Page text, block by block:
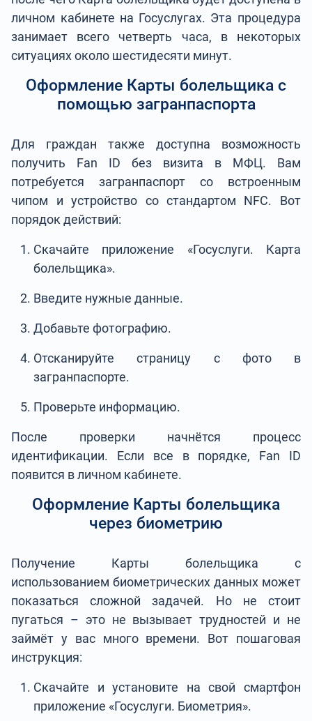
личном кабинете на Госуслугах. Эта процедура
занимает всего четверть часа, в некоторых
ситуациях около шестидесяти минут.
Оформление Карты болельщика с
помощью загранпаспорта
Для граждан также доступна возможность
получить Fan ID без визита в МФЦ. Вам
потребуется загранпаспорт со встроенным
чипом и устройство со стандартом NFC. Вот
порядок действий:
Скачайте приложение «Госуслуги. Карта
болельщика».
Введите нужные данные.
Добавьте фотографию.
Отсканируйте страницу с фото в
загранпаспорте.
Проверьте информацию.
После проверки начнётся процесс
идентификации. Если все в порядке, Fan ID
появится в личном кабинете.
Оформление Карты болельщика
через биометрию
Получение Карты болельщика с
использованием биометрических данных может
показаться сложной задачей. Но не стоит
пугаться – это не вызывает трудностей и не
займёт у вас много времени. Вот пошаговая
инструкция:
Скачайте и установите на свой смартфон
приложение «Госуслуги. Биометрия».